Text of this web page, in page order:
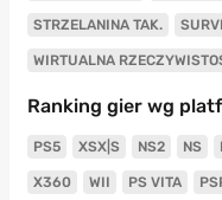
STRZELANINA TAK.
WIRTUALNA
Ranking gier wg
PS5 XSX|S NS2 NS
X360 WII PS VITA